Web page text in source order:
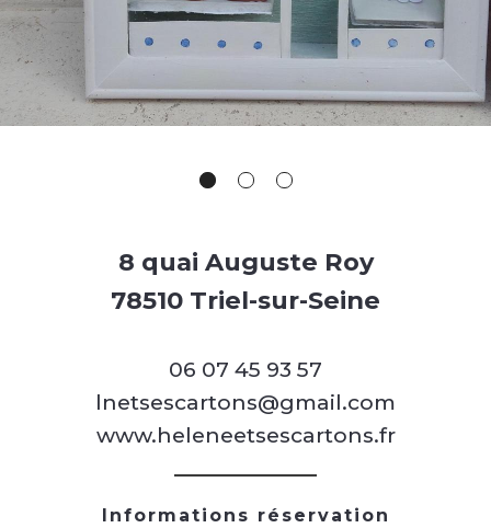
8 quai Auguste Roy
78510 Triel-sur-Seine
06 07 45 93 57
lnetsescartons@gmail.com
www.heleneetsescartons.fr
Informations réservation